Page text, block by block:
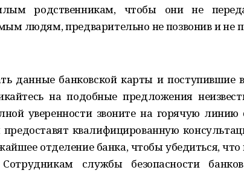
родственникам, чтобы они не
людям, предварительно не позвонив и не
данные банковской карты и поступившие
на подобные предложения
уверенности звоните на горячую линию
квалифицированную
отделение банка, чтобы убедиться,
Сотрудникам службы безопасности